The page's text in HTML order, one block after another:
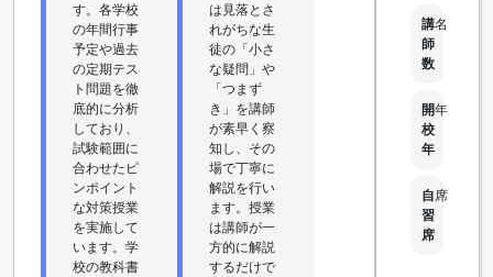
す。各学校
の年間行事
予定や過去
の定期テス
ト問題を徹
底的に分析
しており、
試験範囲に
合わせたピ
ンポイント
な対策授業
を実施して
います。学
校の教科書
は見落とさ
れがちな生
徒の「小さ
な疑問」や
「つまず
き」を講師
が素早く察
知し、その
場で丁寧に
解説を行い
ます。授業
は講師が一
方的に解説
するだけで
講
師
数
名
開
校
年
年
自
習
席
席